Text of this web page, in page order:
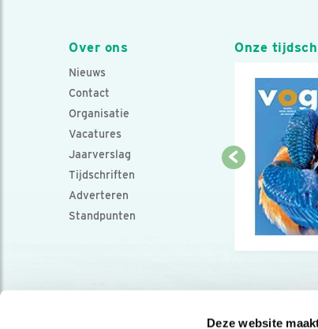
Deze website
Over ons
Nieuws
Contact
Organisatie
Vacatures
Jaarverslag
Tijdschriften
Adverteren
Standpunten
Onze